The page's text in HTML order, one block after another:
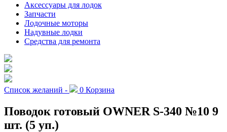
Аксессуары для лодок
Запчасти
Лодочные моторы
Надувные лодки
Средства для ремонта
Список желаний - 0 Корзина
Поводок готовый OWNER S-340 №10 9
шт. (5 уп.)